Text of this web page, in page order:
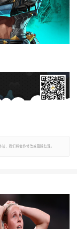
，我们将会作修改或删除处理。